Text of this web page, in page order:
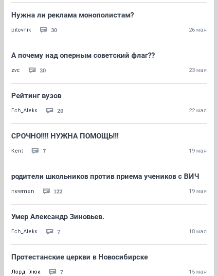
Нужна ли реклама монополистам?
pitovnik 30 26 мая
А почему над оперным советский флаг??
zvc 20 23 мая
Рейтинг вузов
Ech_Aleks 20 22 мая
СРОЧНО!!!! НУЖНА ПОМОЩЬ!!!
Kent 7 19 мая
родители школьников против приема учеников с ВИЧ
newmen 122 19 мая
Умер Александр Зиновьев.
Ech_Aleks 7 18 мая
Протестанские церкви в Новосибирске
Лорд Глюк 7 15 мая